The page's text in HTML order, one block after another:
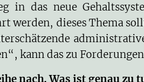
in das neue
werden, dieses Thema
kann das zu
nach. Was ist genau zu